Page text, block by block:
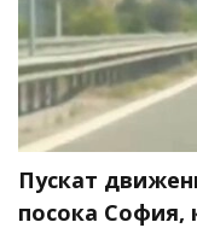
Пускат
посока София,